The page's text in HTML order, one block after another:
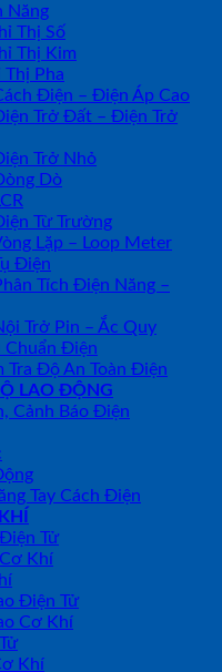
Năng
Thị Số
Thị Kim
Pha
Điện – Điện Áp Cao
Trở Đất – Điện Trở
Trở Nhỏ
Dò
Từ Trường
Lặp – Loop Meter
Điện
Tích Điện Năng –
Trở Pin – Ắc Quy
Chuẩn Điện
Tra Độ An Toàn Điện
LAO ĐỘNG
Cảnh Báo Điện
Tay Cách Điện
Tử
Khí
Điện Tử
Cơ Khí
Khí